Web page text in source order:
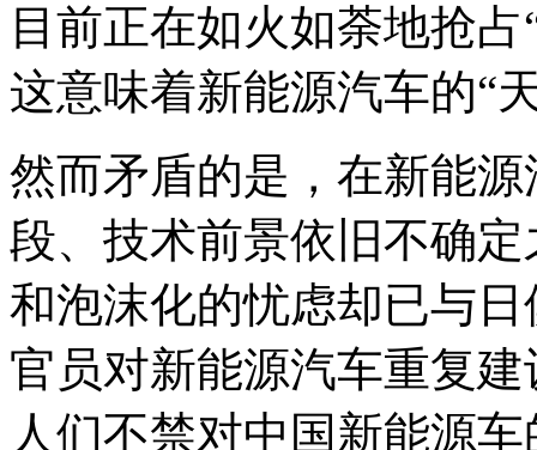
目前正在如火如荼地抢
这意味着新能源汽车的“
然而矛盾的是，在新能
段、技术前景依旧不确
和泡沫化的忧虑却已与
官员对新能源汽车重复
人们不禁对中国新能源